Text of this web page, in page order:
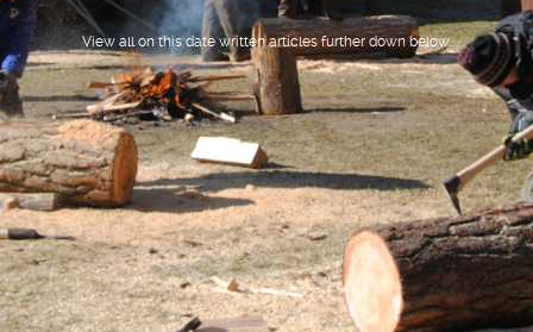
View all on this date written articles further down below.